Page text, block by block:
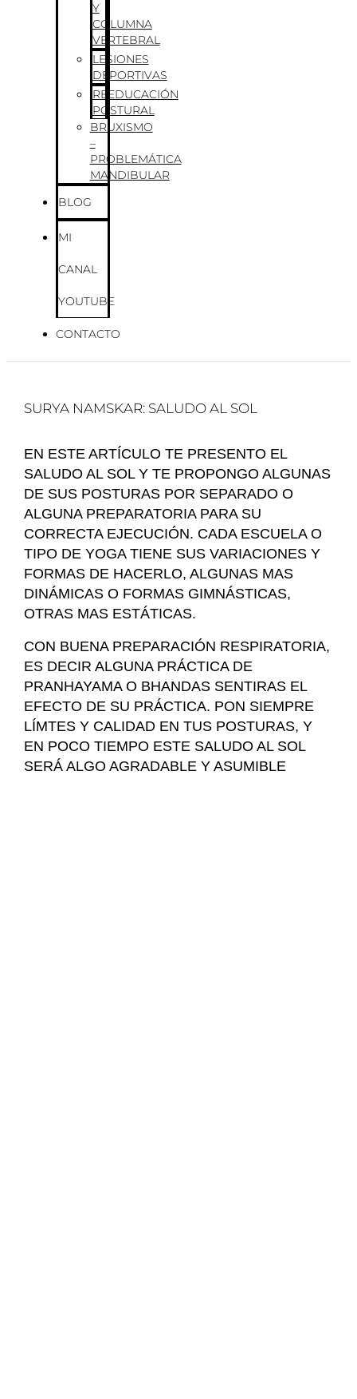
Y
COLUMNA
VERTEBRAL
LESIONES
DEPORTIVAS
REEDUCACIÓN
POSTURAL
BRUXISMO
–
PROBLEMÁTICA
MANDIBULAR
BLOG
MI
CANAL
YOUTUBE
CONTACTO
SURYA NAMSKAR: SALUDO AL SOL
EN ESTE ARTÍCULO TE PRESENTO EL
SALUDO AL SOL Y TE PROPONGO ALGUNAS
DE SUS POSTURAS POR SEPARADO O
ALGUNA PREPARATORIA PARA SU
CORRECTA EJECUCIÓN. CADA ESCUELA O
TIPO DE YOGA TIENE SUS VARIACIONES Y
FORMAS DE HACERLO, ALGUNAS MAS
DINÁMICAS O FORMAS GIMNÁSTICAS,
OTRAS MAS ESTÁTICAS.
CON BUENA PREPARACIÓN RESPIRATORIA,
ES DECIR ALGUNA PRÁCTICA DE
PRANHAYAMA O BHANDAS SENTIRAS EL
EFECTO DE SU PRÁCTICA. PON SIEMPRE
LÍMTES Y CALIDAD EN TUS POSTURAS, Y
EN POCO TIEMPO ESTE SALUDO AL SOL
SERÁ ALGO AGRADABLE Y ASUMIBLE